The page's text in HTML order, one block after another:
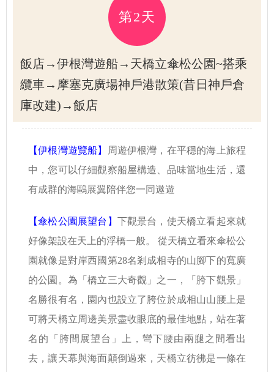
第2天
飯店→伊根灣遊船→天橋立傘松公園~搭乘
纜車→摩塞克廣場神戶港散策(昔日神戶倉
庫改建)→飯店
【伊根灣遊覽船】
周遊伊根灣，在平穩的海上旅程
中，您可以仔細觀察船屋構造、品味當地生活，還
有成群的海鷗展翼陪伴您一同遨遊
【傘松公園展望台】 下觀景台，使天橋立看起來就
好像架設在天上的浮橋一般。 從天橋立看來傘松公
園就像是對岸西國第28名剎成相寺的山腳下的寬廣
的公園。為「橋立三大奇觀」之一，「胯下觀景」
名勝很有名，園內也設立了胯位於成相山山腰上是
可將天橋立周邊美景盡收眼底的最佳地點，站在著
名的「胯間展望台」上，彎下腰由兩腿之間看出
去，讓天幕與海面顛倒過來，天橋立彷彿是一條在